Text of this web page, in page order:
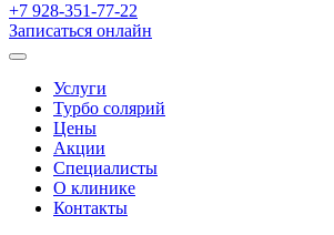
+7 928-351-77-22
Записаться онлайн
Услуги
Турбо солярий
Цены
Акции
Специалисты
О клинике
Контакты